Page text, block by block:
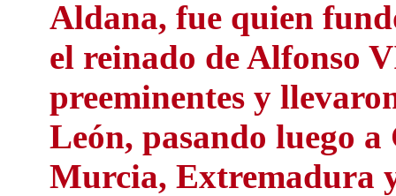
Aldana, fue quien
el reinado de Alfonso
preeminentes y
León, pasando luego
Murcia, Extremadura